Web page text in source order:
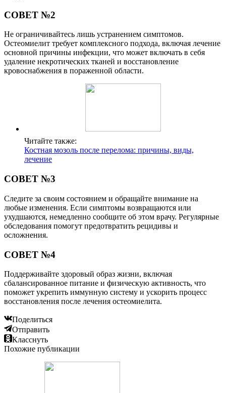
СОВЕТ №2
Не ограничивайтесь лишь устранением симптомов.
Остеомиелит требует комплексного подхода, включая лечение
основной причины инфекции, что может включать в себя
удаление некротических тканей и восстановление
кровоснабжения в пораженной области.
Читайте также:
Костная мозоль после перелома: причины, виды,
лечение
СОВЕТ №3
Следите за своим состоянием и обращайте внимание на
любые изменения. Если симптомы возвращаются или
ухудшаются, немедленно сообщите об этом врачу. Регулярные
обследования помогут предотвратить рецидивы и
осложнения.
СОВЕТ №4
Поддерживайте здоровый образ жизни, включая
сбалансированное питание и физическую активность, что
поможет укрепить иммунную систему и ускорить процесс
восстановления после лечения остеомиелита.
Поделиться
Отправить
Класснуть
Похожие публикации